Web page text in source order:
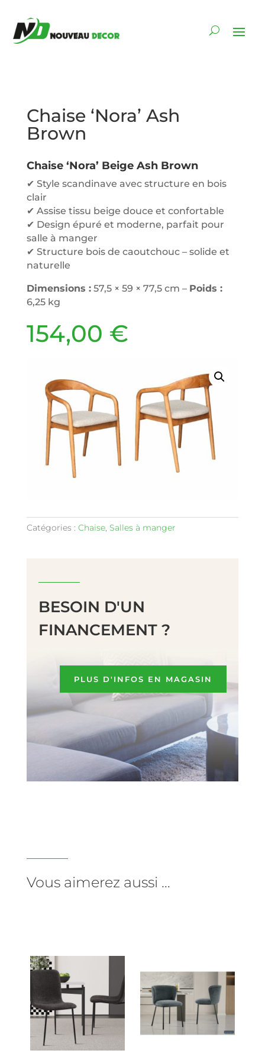
Chaise ‘Nora’ Ash
Brown
Chaise ‘Nora’ Beige Ash Brown
✔ Style scandinave avec structure en bois
clair
✔ Assise tissu beige douce et confortable
✔ Design épuré et moderne, parfait pour
salle à manger
✔ Structure bois de caoutchouc – solide et
naturelle
Dimensions :57,5 × 59 × 77,5 cm – Poids :
6,25 kg
154,00 €
Catégories : Chaise, Salles à manger
BESOIN D'UN
FINANCEMENT ?
PLUS D'INFOS EN MAGASIN
Vous aimerez aussi …